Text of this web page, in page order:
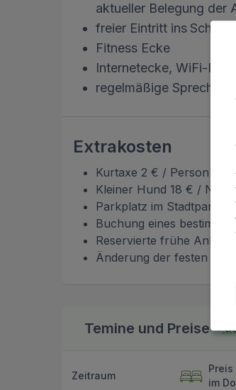
aktueller Belegung der
freier Eintritt ins
Fitness Ecke
Internetecke, WiFi-
regelmäßige
Extrakosten
Kurtaxe 2 € / Person /
Kleiner Hund 18 € /
Parkplatz im
Buchung eines
Reservierte frühe
Änderung der festen
Temine und Preise
Zeitraum
Preis
im